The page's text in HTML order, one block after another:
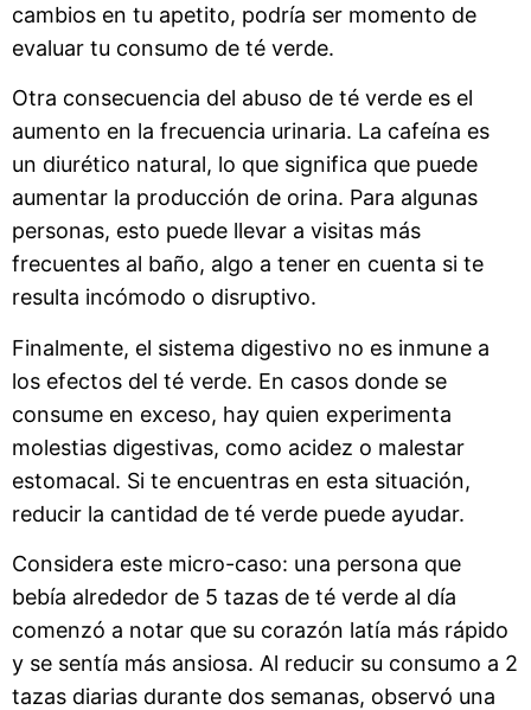
cambios en tu apetito, podría ser momento de
evaluar tu consumo de té verde.
Otra consecuencia del abuso de té verde es el
aumento en la frecuencia urinaria. La cafeína es
un diurético natural, lo que significa que puede
aumentar la producción de orina. Para algunas
personas, esto puede llevar a visitas más
frecuentes al baño, algo a tener en cuenta si te
resulta incómodo o disruptivo.
Finalmente, el sistema digestivo no es inmune a
los efectos del té verde. En casos donde se
consume en exceso, hay quien experimenta
molestias digestivas, como acidez o malestar
estomacal. Si te encuentras en esta situación,
reducir la cantidad de té verde puede ayudar.
Considera este micro-caso: una persona que
bebía alrededor de 5 tazas de té verde al día
comenzó a notar que su corazón latía más rápido
y se sentía más ansiosa. Al reducir su consumo a 2
tazas diarias durante dos semanas, observó una